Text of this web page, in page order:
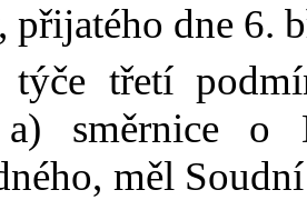
přijatého dne 6.
týče třetí
směrnice o
měl